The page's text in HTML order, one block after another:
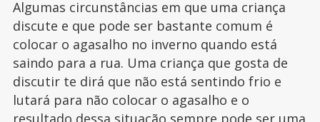
Algumas circunstâncias em que uma criança
discute e que pode ser bastante comum é
colocar o agasalho no inverno quando está
saindo para a rua. Uma criança que gosta de
discutir te dirá que não está sentindo frio e
lutará para não colocar o agasalho e o